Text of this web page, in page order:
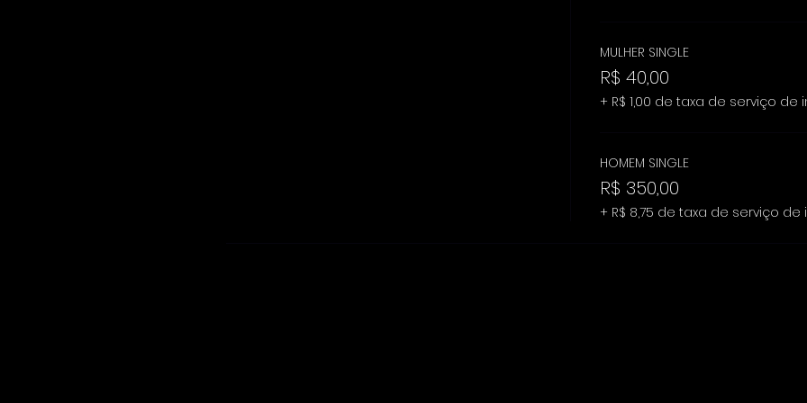
MULHER SINGLE
R$ 40,00
+ R$ 1,00 de taxa de serviço de
HOMEM SINGLE
R$ 350,00
+ R$ 8,75 de taxa de serviço de